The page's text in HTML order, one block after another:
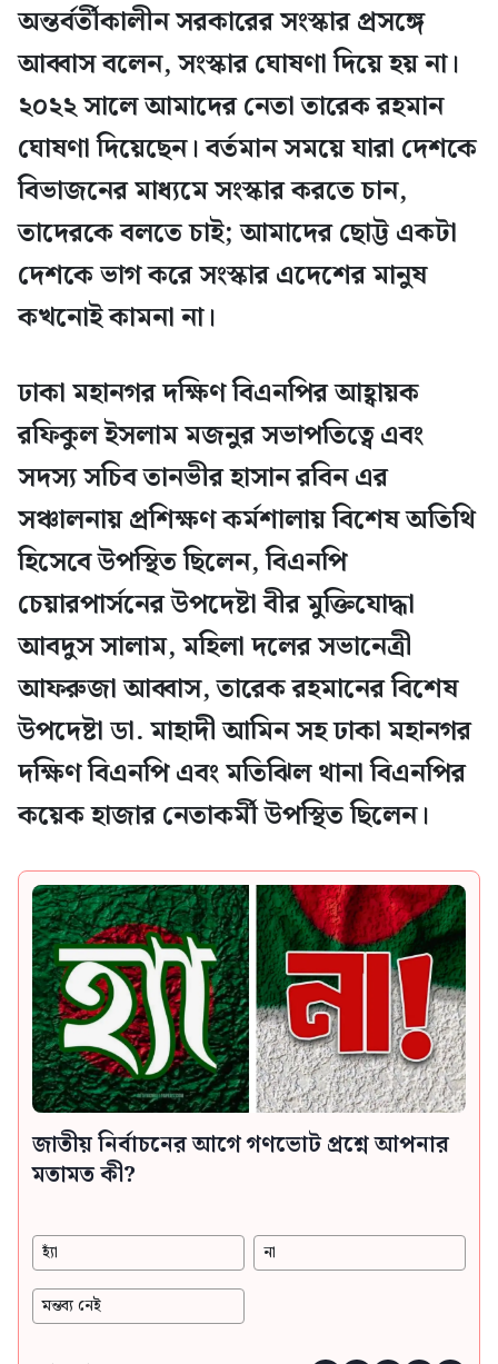
অন্তর্বর্তীকালীন সরকারের সংস্কার প্রসঙ্গে
আব্বাস বলেন, সংস্কার ঘোষণা দিয়ে হয় না।
২০২২ সালে আমাদের নেতা তারেক রহমান
ঘোষণা দিয়েছেন। বর্তমান সময়ে যারা দেশকে
বিভাজনের মাধ্যমে সংস্কার করতে চান,
তাদেরকে বলতে চাই; আমাদের ছোট্ট একটা
দেশকে ভাগ করে সংস্কার এদেশের মানুষ
কখনোই কামনা না।
ঢাকা মহানগর দক্ষিণ বিএনপির আহ্বায়ক
রফিকুল ইসলাম মজনুর সভাপতিত্বে এবং
সদস্য সচিব তানভীর হাসান রবিন এর
সঞ্চালনায় প্রশিক্ষণ কর্মশালায় বিশেষ অতিথি
হিসেবে উপস্থিত ছিলেন, বিএনপি
চেয়ারপার্সনের উপদেষ্টা বীর মুক্তিযোদ্ধা
আবদুস সালাম, মহিলা দলের সভানেত্রী
আফরুজা আব্বাস, তারেক রহমানের বিশেষ
উপদেষ্টা ডা. মাহাদী আমিন সহ ঢাকা মহানগর
দক্ষিণ বিএনপি এবং মতিঝিল থানা বিএনপির
কয়েক হাজার নেতাকর্মী উপস্থিত ছিলেন।
জাতীয় নির্বাচনের আগে গণভোট প্রশ্নে আপনার
মতামত কী?
হ্যাঁ না
মন্তব্য নেই